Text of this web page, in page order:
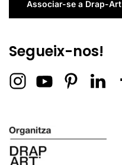
Associar-se a Drap-Art
Segueix-nos!